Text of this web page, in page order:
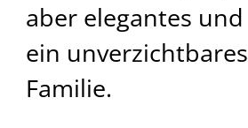
aber elegantes
ein
Familie.